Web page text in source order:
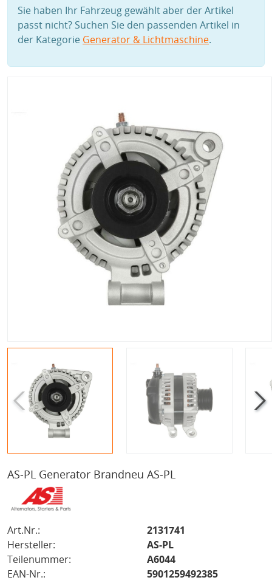
Sie haben Ihr Fahrzeug gewählt aber der Artikel
passt nicht? Suchen Sie den passenden Artikel in
der Kategorie Generator & Lichtmaschine.
AS-PL Generator Brandneu AS-PL
Art.Nr.:
2131741
Hersteller:
AS-PL
Teilenummer:
A6044
EAN-Nr.:
5901259492385